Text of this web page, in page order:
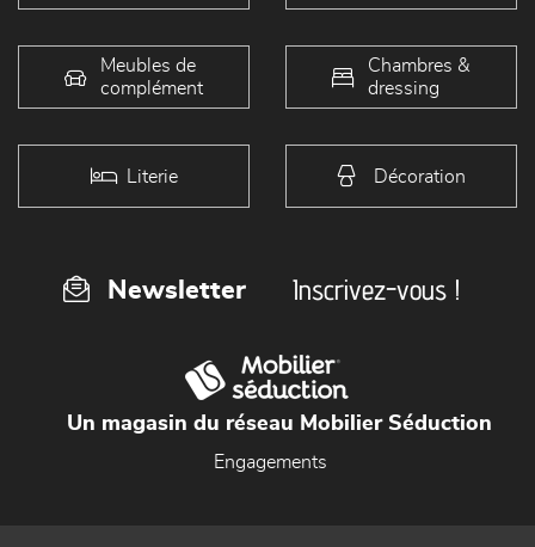
Meubles de
complément
Chambres &
dressing
Literie Décoration
Newsletter Inscrivez-vous !
Un magasin du réseau Mobilier Séduction
Engagements